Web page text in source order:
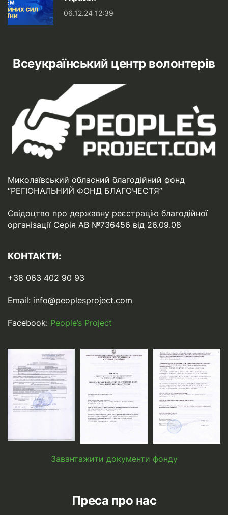
06.12.24 12:39
Всеукраїнський центр волонтерів
Миколаївський обласний благодійний фонд
“РЕГІОНАЛЬНИЙ ФОНД БЛАГОЧЕСТЯ”
Свідоцтво про державну реєстрацію благодійної
організації Серія АВ №736456 від 26.09.08
КОНТАКТИ:
+38 063 402 90 93
Email: info@peoplesproject.com
Facebook: People’s Project
Завантажити документи фонду
Преса про нас